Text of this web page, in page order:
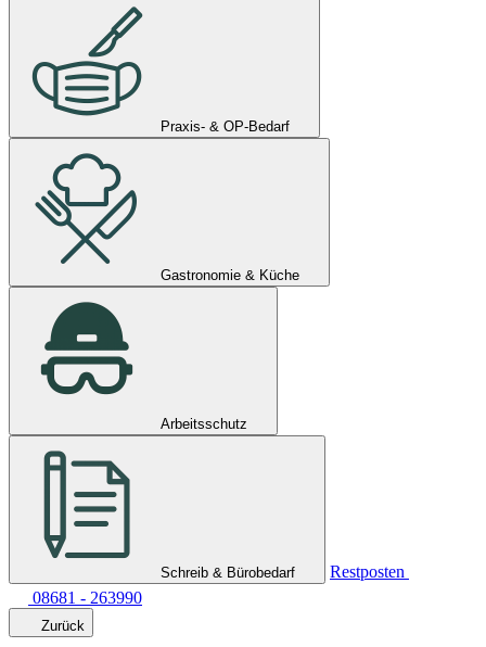
Praxis- & OP-Bedarf
Gastronomie & Küche
Arbeitsschutz
Schreib & Bürobedarf
Restposten
08681 - 263990
Zurück